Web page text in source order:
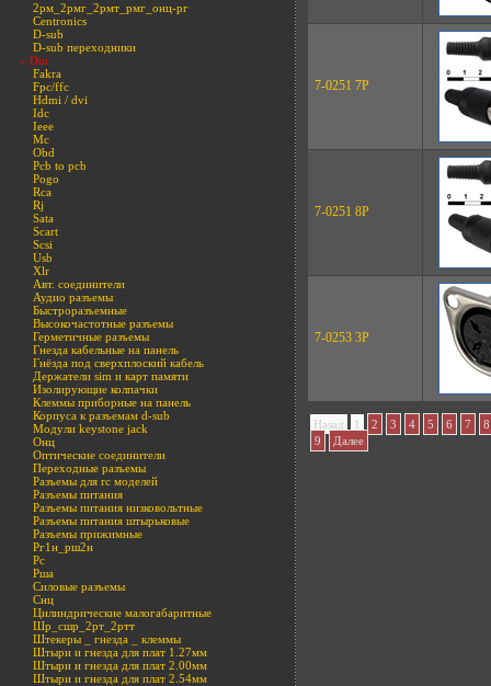
2рм_2рмг_2рмт_рмг_онц-рг
Centronics
D-sub
D-sub переходники
» Din
Fakra
Fpc/ffc
Hdmi / dvi
Idc
Ieee
Mc
Obd
Pcb to pcb
Pogo
Rca
Rj
Sata
Scart
Scsi
Usb
Xlr
Авт. соединители
Аудио разъемы
Быстроразъемные
Высокочастотные разъемы
Герметичные разъемы
Гнезда кабельные на панель
Гнёзда под сверхплоский кабель
Держатели sim и карт памяти
Изолирующие колпачки
Клеммы приборные на панель
Корпуса к разъемам d-sub
Модули keystone jack
Онц
Оптические соединители
Переходные разъемы
Разъемы для rc моделей
Разъемы питания
Разъемы питания низковольтные
Разъемы питания штырьковые
Разъемы прижимные
Рг1н_рш2н
Рс
Рша
Силовые разъемы
Снц
Цилиндрические малогабаритные
Шр_сшр_2рт_2ртт
Штекеры _ гнезда _ клеммы
Штыри и гнезда для плат 1.27мм
Штыри и гнезда для плат 2.00мм
Штыри и гнезда для плат 2.54мм
7-0251 7P
7-0251 8P
7-0253 3P
Назад 1 2 3 4 5 6 7
8
9
Далее